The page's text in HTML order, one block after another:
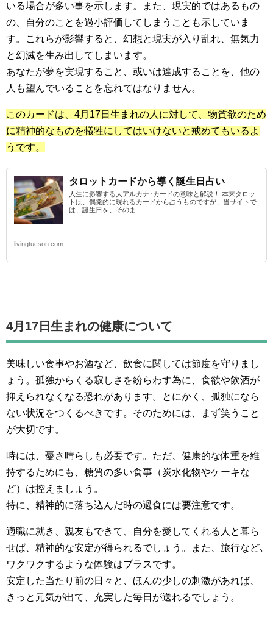
いる場合が多い事を示します。また、現実的ではあるもの
の、自分のことを過小評価してしまうことも示していま
す。これらが影響すると、幻想と現実が入り乱れ、無気力
と幻滅を生み出してしまいます。
あなたが夢を実現すること、或いは達成することを、他の
人も望んでいることを忘れてはなりません。
このカードは、4月17日生まれの人に対して、物質欲のため
に精神的なものを犠牲にしてはいけないと戒めてもいるよ
うです。
タロットカードから導く誕生日占い
人生に影響する大アルカナ･カードの意味と解説！ 本来タロッ
トは、偶発的に現れるカードから占うものですが、当サイトで
は、誕生日を、そのま...
livingtucson.com
4月17日生まれの健康について
美味しい食事やお酒など、飲食に関しては節度を守りまし
ょう。孤独からくる寂しさを紛らわす為に、食欲や飲酒が
抑えられなくなる恐れがあります。とにかく、孤独になら
ない状況をつくるべきです。そのためには、まず笑うこと
が大切です。
時には、憂さ晴らしも必要です。ただ、健康的な体重を維
持するためにも、糖質の多い食事（炭水化物やケーキな
ど）は控えましょう。
特に、精神的に落ち込んだ時の過食には要注意です。
適職に就き、親友もできて、自分を愛してくれる人と暮ら
せば、精神的な安定が得られるでしょう。また、旅行など､
ワクワクするような体験はプラスです。
安定した当たり前の日々と、ほんの少しの刺激があれば、
きっと元気が出て、充実した毎日が送れるでしょう。